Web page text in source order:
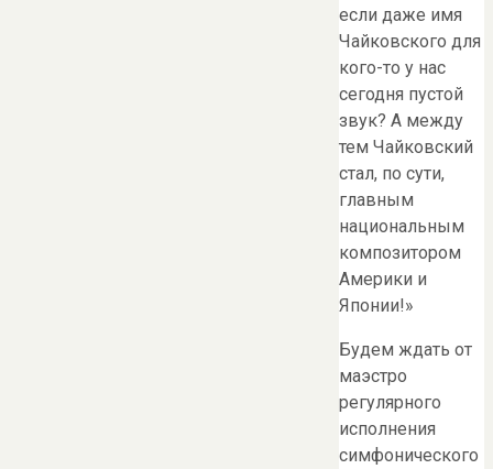
если даже имя
Чайковского для
кого-то у нас
сегодня пустой
звук? А между
тем Чайковский
стал, по сути,
главным
национальным
композитором
Америки и
Японии!»
Будем ждать от
маэстро
регулярного
исполнения
симфонического